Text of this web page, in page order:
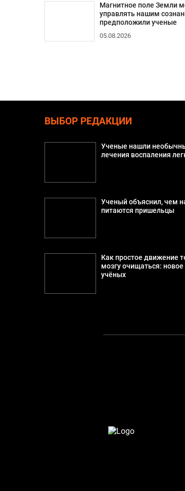
Магнитное поле Земли
управлять нашим
предположили ученые
05.08.2026
ВЫБОР РЕДАКЦИИ
Ученые нашли
лечения воспаления
Ученый объяснил, чем
питаются пришельцы
Как простое движение
мозгу очищаться:
учёных